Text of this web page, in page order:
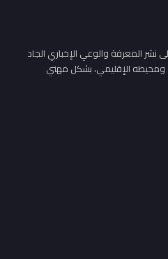
المعرفة والوعي الإخباري الجاد
الإقليمي، بشكل مهني